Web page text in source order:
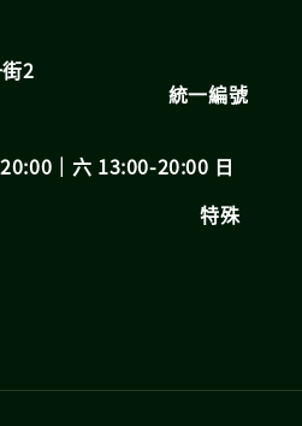
2
編號
｜六 13:00-20:00 日
特殊